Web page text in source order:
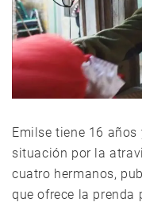
Emilse tiene 16
situación por la
cuatro hermanos,
que ofrece la prenda